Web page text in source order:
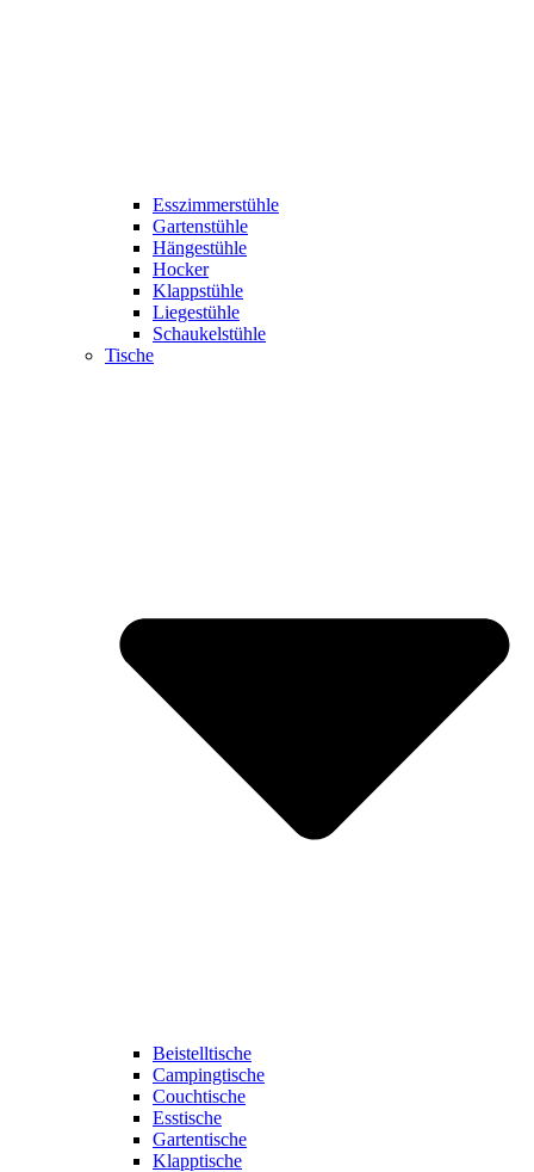
Esszimmerstühle
Gartenstühle
Hängestühle
Hocker
Klappstühle
Liegestühle
Schaukelstühle
Tische
Beistelltische
Campingtische
Couchtische
Esstische
Gartentische
Klapptische